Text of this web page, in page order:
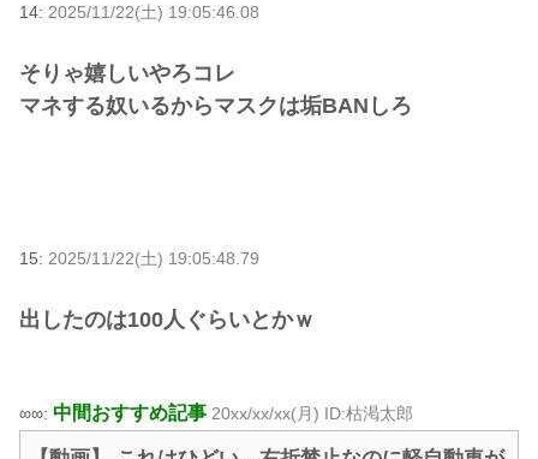
14: 2025/11/22(土) 19:05:46.08
そりゃ嬉しいやろコレ
マネする奴いるからマスクは垢BANしろ
15: 2025/11/22(土) 19:05:48.79
出したのは100人ぐらいとかｗ
∞∞: 中間おすすめ記事 20xx/xx/xx(月) ID:枯渇太郎